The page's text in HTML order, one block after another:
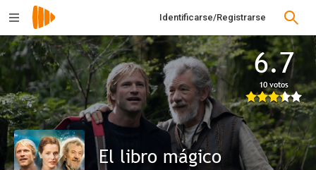
Identificarse/Registrarse
6.7
10 votos
El libro mágico